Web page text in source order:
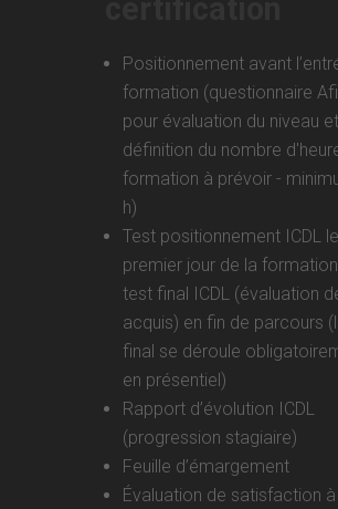
Positionnement avant
formation (questionnaire
pour évaluation du niveau et
définition du nombre
formation à prévoir -
h)
Test positionnement ICDL le
premier jour de la
test final ICDL (évaluation
acquis) en fin de parcours
final se déroule
en présentiel)
Rapport d’évolution ICDL
(progression stagiaire)
Feuille d’émargement
Évaluation de satisfaction